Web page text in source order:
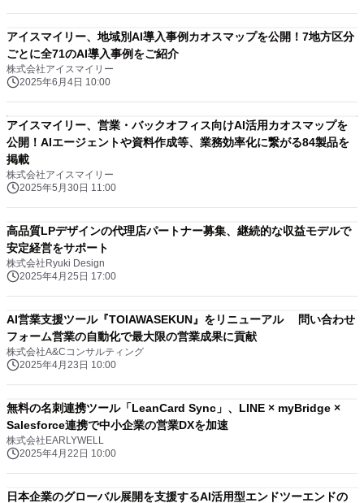
アイスマイリー、地域別AI導入事例カオスマップを公開！7地方区分
ごとに全71のAI導入事例をご紹介
株式会社アイスマイリー
2025年6月4日 10:00
アイスマイリー、営業・バックオフィス向けAI活用カオスマップを
公開！AIエージェントや資料作成等、業務効率化に繋がる84製品を
掲載
株式会社アイスマイリー
2025年5月30日 11:00
高品質LPデザインの代理店パートナー募集、継続的な収益モデルで
安定経営をサポート
株式会社Ryuki Design
2025年4月25日 17:00
AI営業支援ツール『TOIAWASEKUN』をリニューアル 問い合わせ
フォーム営業の自動化で最大限の営業成果に貢献
株式会社A&Cコンサルティング
2025年4月23日 10:00
無料の名刺連携ツール「LeanCard Sync」、LINE × myBridge ×
Salesforce連携で中小企業の営業DXを加速
株式会社EARLYWELL
2025年4月22日 10:00
日本企業のグローバル展開を支援するAI活用型エンドツーエンドの